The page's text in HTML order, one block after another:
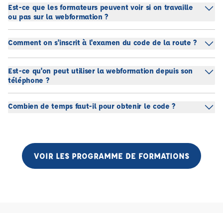
Est-ce que les formateurs peuvent voir si on travaille
ou pas sur la webformation ?
Comment on s'inscrit à l'examen du code de la route ?
Est-ce qu'on peut utiliser la webformation depuis son
téléphone ?
Combien de temps faut-il pour obtenir le code ?
VOIR LES PROGRAMME DE FORMATIONS